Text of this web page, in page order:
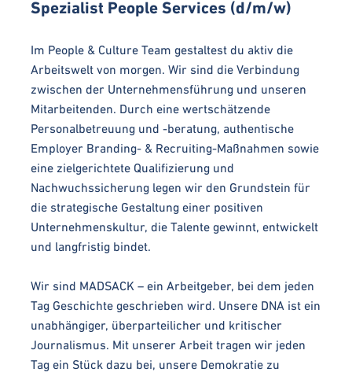
Spezialist People Services (d/m/w)
Im People & Culture Team gestaltest du aktiv die
Arbeitswelt von morgen. Wir sind die Verbindung
zwischen der Unternehmensführung und unseren
Mitarbeitenden. Durch eine wertschätzende
Personalbetreuung und -beratung, authentische
Employer Branding- & Recruiting-Maßnahmen sowie
eine zielgerichtete Qualifizierung und
Nachwuchssicherung legen wir den Grundstein für
die strategische Gestaltung einer positiven
Unternehmenskultur, die Talente gewinnt, entwickelt
und langfristig bindet.
Wir sind MADSACK – ein Arbeitgeber, bei dem jeden
Tag Geschichte geschrieben wird. Unsere DNA ist ein
unabhängiger, überparteilicher und kritischer
Journalismus. Mit unserer Arbeit tragen wir jeden
Tag ein Stück dazu bei, unsere Demokratie zu